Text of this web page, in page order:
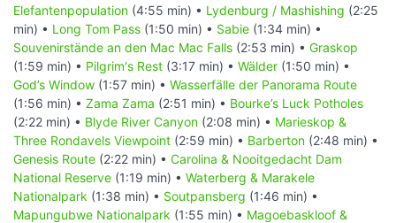
Elefantenpopulation (4:55 min) • Lydenburg / Mashishing (2:25
min) • Long Tom Pass (1:50 min) • Sabie (1:34 min) •
Souvenirstände an den Mac Mac Falls (2:53 min) • Graskop
(1:59 min) • Pilgrim's Rest (3:17 min) • Wälder (1:50 min) •
God’s Window (1:57 min) • Wasserfälle der Panorama Route
(1:56 min) • Zama Zama (2:51 min) • Bourke’s Luck Potholes
(2:22 min) • Blyde River Canyon (2:08 min) • Marieskop &
Three Rondavels Viewpoint (2:59 min) • Barberton (2:48 min) •
Genesis Route (2:22 min) • Carolina & Nooitgedacht Dam
National Reserve (1:19 min) • Waterberg & Marakele
Nationalpark (1:38 min) • Soutpansberg (1:46 min) •
Mapungubwe Nationalpark (1:55 min) • Magoebaskloof &